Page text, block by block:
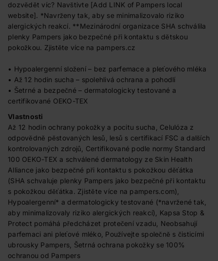
dozvědět víc? Navštivte [Add LINK of Pampers local
website]. *Navrženy tak, aby se minimalizovalo riziko
alergických reakcí. **Mezinárodní organizace SHA schválila
plenky Pampers jako bezpečné při kontaktu s dětskou
pokožkou. Zjistěte více na pampers.cz
• Hypoalergenní složení – bez parfemace a pleťového mléka
• Až 12 hodin sucha – spolehlivá ochrana a pohodlí
• Šetrné a bezpečné – dermatologicky testované a
certifikované OEKO-TEX
Vlastnosti
Až 12 hodin ochrany pokožky a pocitu sucha, Celulóza z
odpovědně pěstovaných lesů, lesů s certifikací FSC a dalších
kontrolovaných zdrojů, Certifikované podle normy Standard
100 OEKO-TEX a schválené dermatology ze Skin Health
Alliance jako bezpečné při kontaktu s pokožkou děťátka
(SHA schvaluje plenky Pampers jako bezpečné při kontaktu
s pokožkou děťátka. Zjistěte více na pampers.com),
Hypoalergenní* a dermatologicky testované (*navržené tak,
aby minimalizovaly riziko alergických reakcí), Kapsa Stop &
Protect pomáhá předcházet protečení vzadu, Neobsahují
parfemaci ani pleťové mléko, Používejte společně s čisticími
ubrousky Pampers, Šetrná ochrana pokožky se 100%
ochranou od Pampers